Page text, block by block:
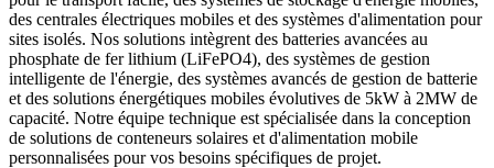
des centrales électriques mobiles et des systèmes d'alimentation pour
sites isolés. Nos solutions intègrent des batteries avancées au
phosphate de fer lithium (LiFePO4), des systèmes de gestion
intelligente de l'énergie, des systèmes avancés de gestion de batterie
et des solutions énergétiques mobiles évolutives de 5kW à 2MW de
capacité. Notre équipe technique est spécialisée dans la conception
de solutions de conteneurs solaires et d'alimentation mobile
personnalisées pour vos besoins spécifiques de projet.